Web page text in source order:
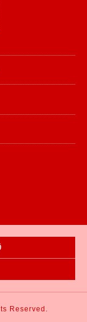
Reserved.